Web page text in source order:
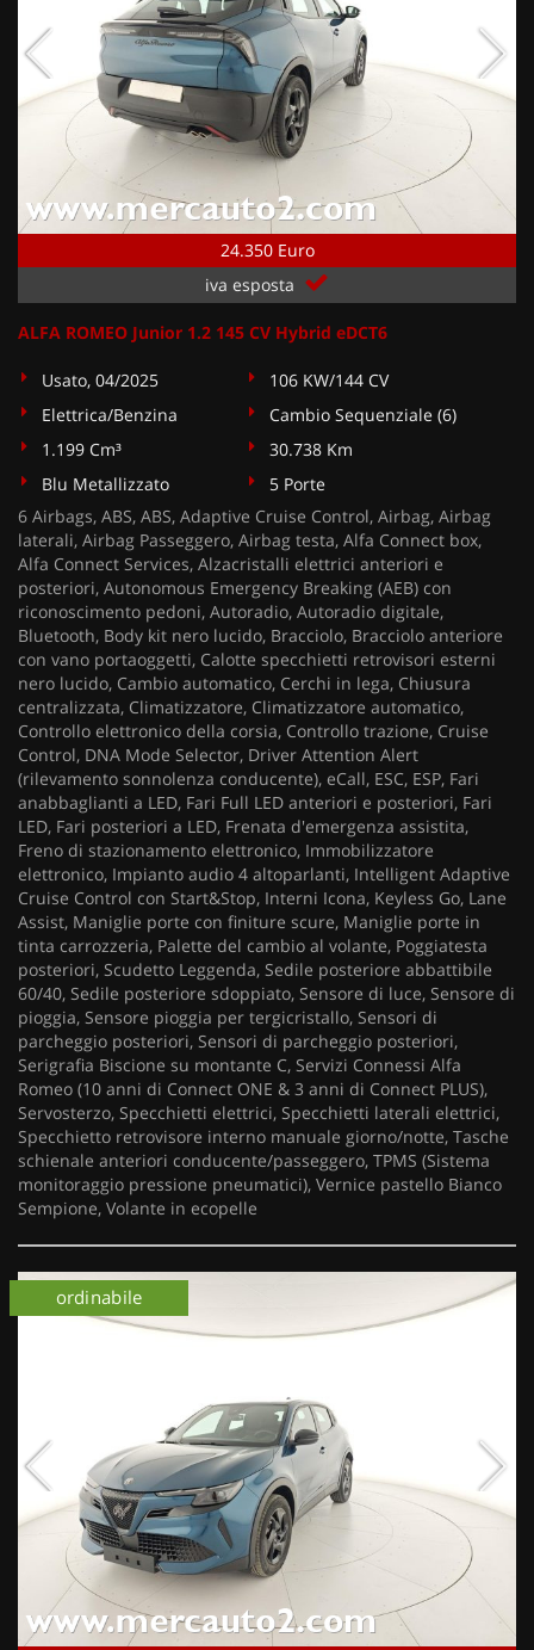
24.350 Euro
iva esposta
ALFA ROMEO Junior 1.2 145 CV Hybrid eDCT6
Usato, 04/2025
106 KW/144 CV
Elettrica/Benzina
Cambio Sequenziale (6)
1.199 Cm³
30.738 Km
Blu Metallizzato
5 Porte
6 Airbags, ABS, ABS, Adaptive Cruise Control, Airbag, Airbag
laterali, Airbag Passeggero, Airbag testa, Alfa Connect box,
Alfa Connect Services, Alzacristalli elettrici anteriori e
posteriori, Autonomous Emergency Breaking (AEB) con
riconoscimento pedoni, Autoradio, Autoradio digitale,
Bluetooth, Body kit nero lucido, Bracciolo, Bracciolo anteriore
con vano portaoggetti, Calotte specchietti retrovisori esterni
nero lucido, Cambio automatico, Cerchi in lega, Chiusura
centralizzata, Climatizzatore, Climatizzatore automatico,
Controllo elettronico della corsia, Controllo trazione, Cruise
Control, DNA Mode Selector, Driver Attention Alert
(rilevamento sonnolenza conducente), eCall, ESC, ESP, Fari
anabbaglianti a LED, Fari Full LED anteriori e posteriori, Fari
LED, Fari posteriori a LED, Frenata d'emergenza assistita,
Freno di stazionamento elettronico, Immobilizzatore
elettronico, Impianto audio 4 altoparlanti, Intelligent Adaptive
Cruise Control con Start&Stop, Interni Icona, Keyless Go, Lane
Assist, Maniglie porte con finiture scure, Maniglie porte in
tinta carrozzeria, Palette del cambio al volante, Poggiatesta
posteriori, Scudetto Leggenda, Sedile posteriore abbattibile
60/40, Sedile posteriore sdoppiato, Sensore di luce, Sensore di
pioggia, Sensore pioggia per tergicristallo, Sensori di
parcheggio posteriori, Sensori di parcheggio posteriori,
Serigrafia Biscione su montante C, Servizi Connessi Alfa
Romeo (10 anni di Connect ONE & 3 anni di Connect PLUS),
Servosterzo, Specchietti elettrici, Specchietti laterali elettrici,
Specchietto retrovisore interno manuale giorno/notte, Tasche
schienale anteriori conducente/passeggero, TPMS (Sistema
monitoraggio pressione pneumatici), Vernice pastello Bianco
Sempione, Volante in ecopelle
ordinabile